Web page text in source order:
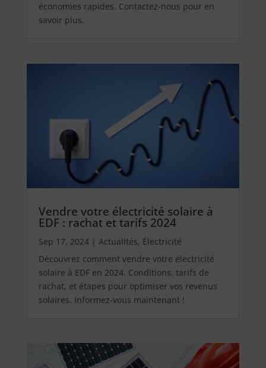
économies rapides. Contactez-nous pour en
savoir plus.
Vendre votre électricité solaire à
EDF : rachat et tarifs 2024
Sep 17, 2024| Actualités, Électricité
Découvrez comment vendre votre électricité
solaire à EDF en 2024. Conditions, tarifs de
rachat, et étapes pour optimiser vos revenus
solaires. Informez-vous maintenant !